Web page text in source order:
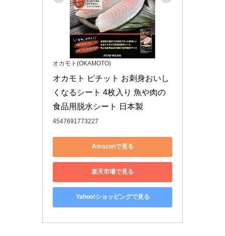
オカモト(OKAMOTO)
オカモト ピチット お刺身おいし
くなるシート 4枚入り 魚や肉の
食品用脱水シート 日本製
4547691773227
Amazonで見る
楽天市場で見る
Yahoo!ショッピングで見る